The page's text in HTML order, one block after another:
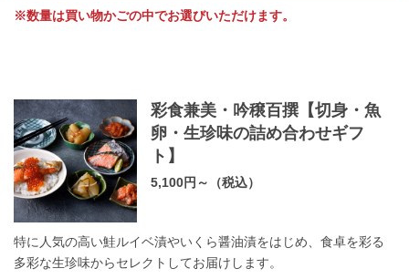
※数量は買い物かごの中でお選びいただけます。
彩食兼美・吟穣百撰【切身・魚
卵・生珍味の詰め合わせギフ
ト】
5,100円～（税込）
特に人気の高い鮭ルイベ漬やいくら醤油漬をはじめ、食卓を彩る
多彩な生珍味からセレクトしてお届けします。